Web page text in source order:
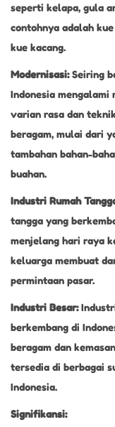
seperti kelapa, gula
contohnya adalah
kue kacang.
Modernisasi:Seiring
Indonesia mengalami
varian rasa dan
beragam, mulai dari
tambahan bahan-
buahan.
Industri Rumah
tangga yang
menjelang hari raya
keluarga membuat
permintaan pasar.
Industri Besar:
berkembang di
beragam dan
tersedia di berbagai
Indonesia.
Signifikansi: